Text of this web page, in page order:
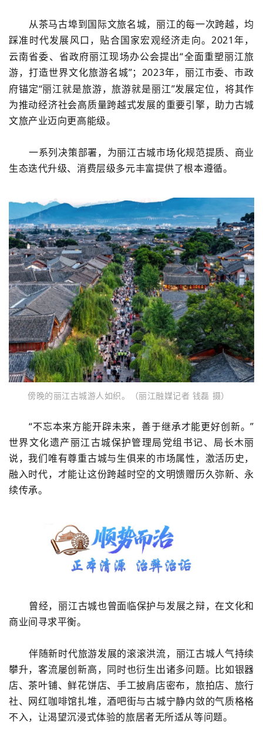
从茶马古埠到国际文旅名城，丽江的每一次跨越，均
踩准时代发展风口，贴合国家宏观经济走向。2021年，
云南省委、省政府丽江现场办公会提出“全面重塑丽江旅
游，打造世界文化旅游名城”； 2023年，丽江市委、市政
府锚定“丽江就是旅游，旅游就是丽江”发展定位，将其作
为推动经济社会高质量跨越式发展的重要引擎，助力古城
文旅产业迈向更高能级。
一系列决策部署，为丽江古城市场化规范提质、商业
生态迭代升级、消费层级多元丰富提供了根本遵循。
傍晚的丽江古城游人如织。（丽江融媒记者 钱磊 摄）
“不忘本来方能开辟未来，善于继承才能更好创新。”
世界文化遗产丽江古城保护管理局党组书记、局长木丽
说，我们唯有尊重古城与生俱来的市场属性，激活历史，
融入时代，才能让这份跨越时空的文明馈赠历久弥新、永
续传承。
曾经，丽江古城也曾面临保护与发展之辩，在文化和
商业间寻求平衡。
伴随新时代旅游发展的滚滚洪流，丽江古城人气持续
攀升，客流屡创新高，同时也衍生出诸多问题。比如银器
店、茶叶铺、鲜花饼店、手工披肩店密布，旅拍店、旅行
社、网红咖啡馆扎堆，酒吧街与古城宁静内敛的气质格格
不入，让渴望沉浸式体验的旅居者无所适从等问题。